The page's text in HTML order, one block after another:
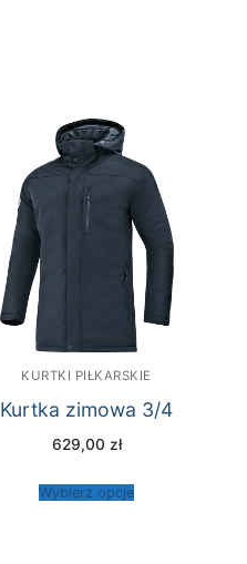
KURTKI PIŁKARSKIE
Kurtka zimowa 3/4
629,00 zł
Wybierz opcje